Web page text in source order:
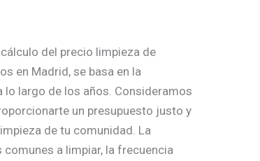
del precio limpieza de
en Madrid, se basa en la
lo largo de los años. Consideramos
un presupuesto justo y
de tu comunidad. La
a limpiar, la frecuencia